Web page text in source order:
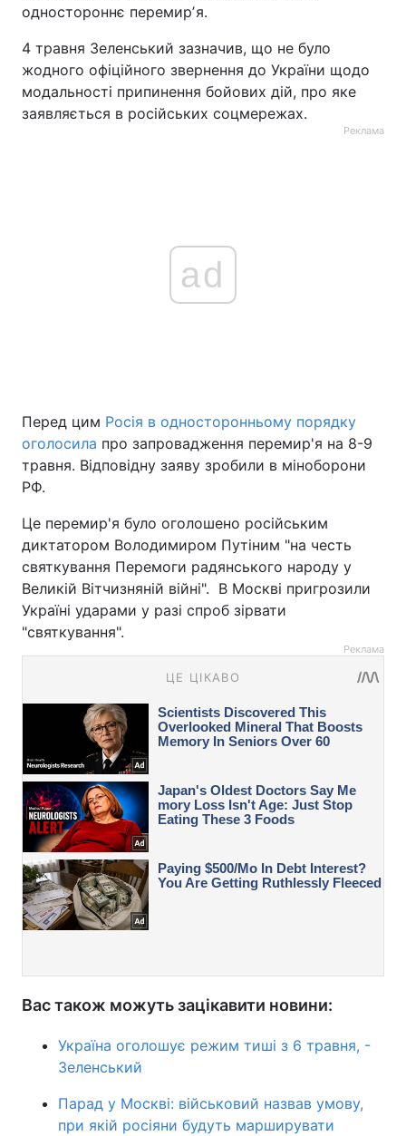
одностороннє перемирʼя.
4 травня Зеленський зазначив, що не було
жодного офіційного звернення до України щодо
модальності припинення бойових дій, про яке
заявляється в російських соцмережах.
Реклама
ad
Перед цим Росія в односторонньому порядку
оголосила про запровадження перемир'я на 8-9
травня. Відповідну заяву зробили в міноборони
РФ.
Це перемир'я було оголошено російським
диктатором Володимиром Путіним "на честь
святкування Перемоги радянського народу у
Великій Вітчизняній війні". В Москві пригрозили
Україні ударами у разі спроб зірвати
"святкування".
Реклама
Вас також можуть зацікавити новини:
Україна оголошує режим тиші з 6 травня, -
Зеленський
Парад у Москві: військовий назвав умову,
при якій росіяни будуть марширувати